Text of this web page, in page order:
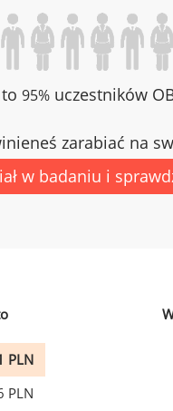
95% uczestników
zarabiać na
w badaniu i
PLN
PLN